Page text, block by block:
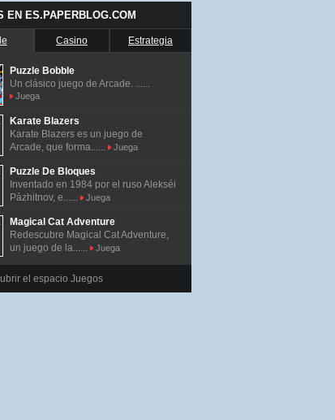
EN ES.PAPERBLOG.COM
Casino Estrategia
Puzzle Bobble
Un clásico juego de Arcade. ......
Juega
Karate Blazers
Karate Blazers es un juego de
Arcade, que forma......
Juega
Puzzle De Bloques
Inventado en 1984 por el ruso Alekséi
Pázhitnov, e......
Juega
Magical Cat Adventure
Redescubre Magical Cat Adventure,
un juego de la......
Juega
el espacio Juegos